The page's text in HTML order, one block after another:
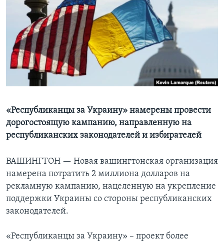
Learning English
СОЦИАЛЬНЫЕ СЕТИ
«Республиканцы за Украину» намерены провести
дорогостоящую кампанию, направленную на
республиканских законодателей и избирателей
ВАШИНГТОН — Новая вашингтонская организация
намерена потратить 2 миллиона долларов на
рекламную кампанию, нацеленную на укрепление
поддержки Украины со стороны республиканских
законодателей.
«Республиканцы за Украину» – проект более